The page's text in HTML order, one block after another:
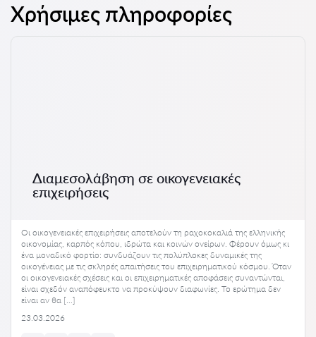
Χρήσιμες πληροφορίες
Διαμεσολάβηση σε οικογενειακές
επιχειρήσεις
Οι οικογενειακές επιχειρήσεις αποτελούν τη ραχοκοκαλιά της ελληνικής
οικονομίας, καρπός κόπου, ιδρώτα και κοινών ονείρων. Φέρουν όμως κι
ένα μοναδικό φορτίο: συνδυάζουν τις πολύπλοκες δυναμικές της
οικογένειας με τις σκληρές απαιτήσεις του επιχειρηματικού κόσμου. Όταν
οι οικογενειακές σχέσεις και οι επιχειρηματικές αποφάσεις συναντώνται,
είναι σχεδόν αναπόφευκτο να προκύψουν διαφωνίες. Το ερώτημα δεν
είναι αν θα […]
23.03.2026